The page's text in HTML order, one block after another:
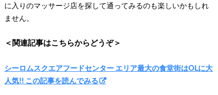
に入りのマッサージ店を探して通ってみるのも楽しいかもしれ
ません。
＜関連記事はこちらからどうぞ＞
シーロムスクエアフードセンター エリア最大の食堂街はOLに大
人気!! この記事を読んでみる